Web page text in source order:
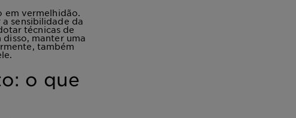
em vermelhidão.
sensibilidade da
técnicas de
manter uma
também
o que